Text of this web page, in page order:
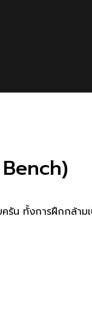
ทั้งการฝึกกล้าม